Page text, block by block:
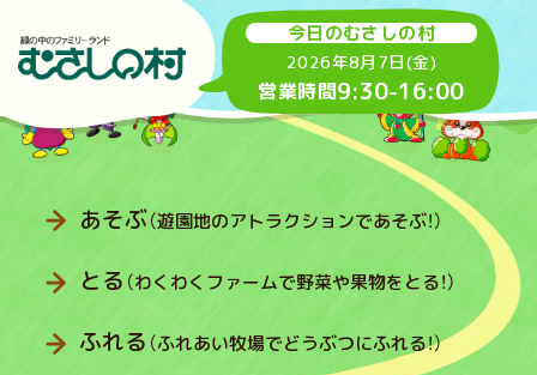
今日のむさしの村
2026年8月7日(金)
営業時間9:30-16:00
あそぶ（遊園地のアトラクションであそぶ！）
とる （わくわくファームで野菜や果物をとる！）
ふれる （ふれあい牧場でどうぶつにふれる！）